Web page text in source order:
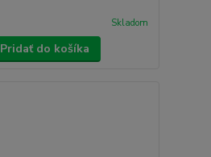
Skladom
Pridať do košíka